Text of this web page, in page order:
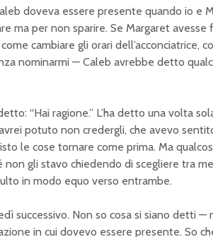
doveva essere presente quando io e
ma per non sparire. Se Margaret avesse
cambiare gli orari dell’acconciatrice,
nominarmi — Caleb avrebbe detto
“Hai ragione.” L’ha detto una volta
potuto non credergli, che avevo
le cose tornare come prima. Ma
gli stavo chiedendo di scegliere tra
in modo equo verso entrambe.
successivo. Non so cosa si siano detti —
in cui dovevo essere presente. So